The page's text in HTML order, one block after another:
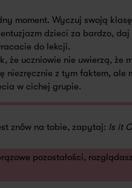
moment. Wyczuj swoją
dzieci za bardzo,
do lekcji.
że uczniowie nie uwierzą, że
niezręcznie z tym faktem, ale
w cichej grupie.
znów na tobie, zapytaj: Is it
pozostałości,